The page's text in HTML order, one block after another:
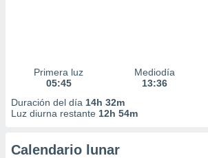
Primera luz
05:45
Mediodía
13:36
Duración del día 14h 32m
Luz diurna restante 12h 54m
Calendario lunar